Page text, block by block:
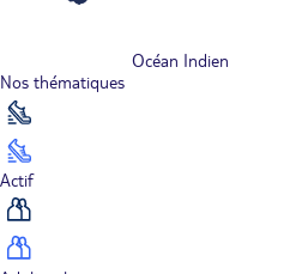
Océan Indien
Nos thématiques
Actif